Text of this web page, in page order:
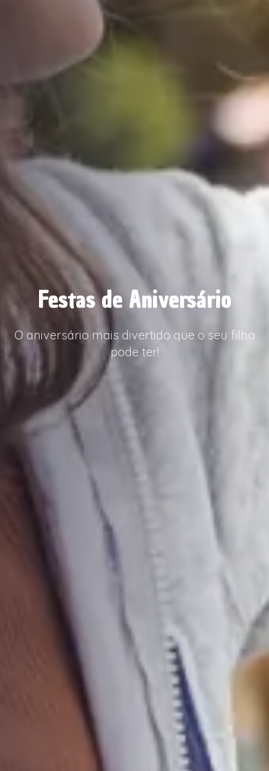
Festas de Aniversário
O aniversário mais divertido que o seu filho
pode ter!